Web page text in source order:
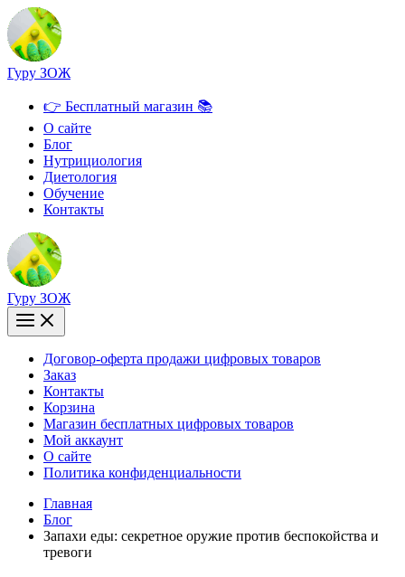
Перейти
к
содержимому
Гуру ЗОЖ
👉 Бесплатный магазин 📚
О сайте
Блог
Нутрициология
Диетология
Обучение
Контакты
Гуру ЗОЖ
Договор-оферта продажи цифровых товаров
Заказ
Контакты
Корзина
Магазин бесплатных цифровых товаров
Мой аккаунт
О сайте
Политика конфиденциальности
Главная
Блог
Запахи еды: секретное оружие против беспокойства и
тревоги